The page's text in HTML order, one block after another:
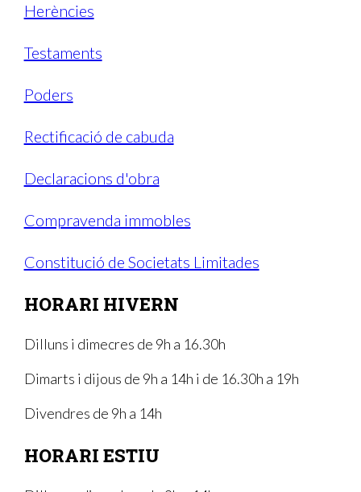
Herències
Testaments
Poders
Rectificació de cabuda
Declaracions d'obra
Compravenda immobles
Constitució de Societats Limitades
HORARI HIVERN
Dilluns i dimecres de 9h a 16.30h
Dimarts i dijous de 9h a 14h i de 16.30h a 19h
Divendres de 9h a 14h
HORARI ESTIU